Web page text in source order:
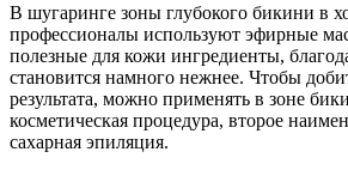
В шугаринге зоны глубокого бикини в
профессионалы используют эфирные
полезные для кожи ингредиенты,
становится намного нежнее. Чтобы
результата, можно применять в зоне
косметическая процедура, второе
сахарная эпиляция.